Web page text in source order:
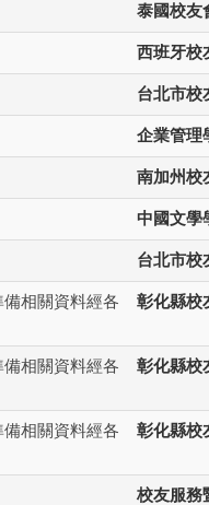
泰國校友
西班牙校
台北市校
企業管理
南加州校
中國文學
台北市校
相關資料經各
彰化縣校
相關資料經各
彰化縣校
相關資料經各
彰化縣校
校友服務